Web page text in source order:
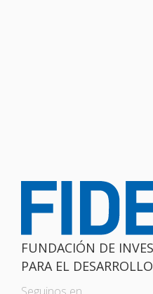
FUNDACIÓN DE
PARA EL DESARROLLO